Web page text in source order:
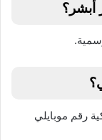
أبشر؟
رقم موبايلي